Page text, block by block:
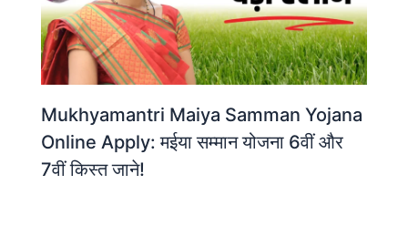
Mukhyamantri Maiya Samman Yojana
Online Apply: मईया सम्मान योजना 6वीं और
7वीं किस्त जाने!